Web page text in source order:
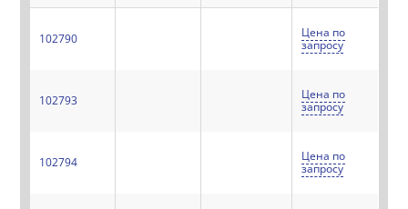
102790
Цена по
запросу
102793
Цена по
запросу
102794
Цена по
запросу